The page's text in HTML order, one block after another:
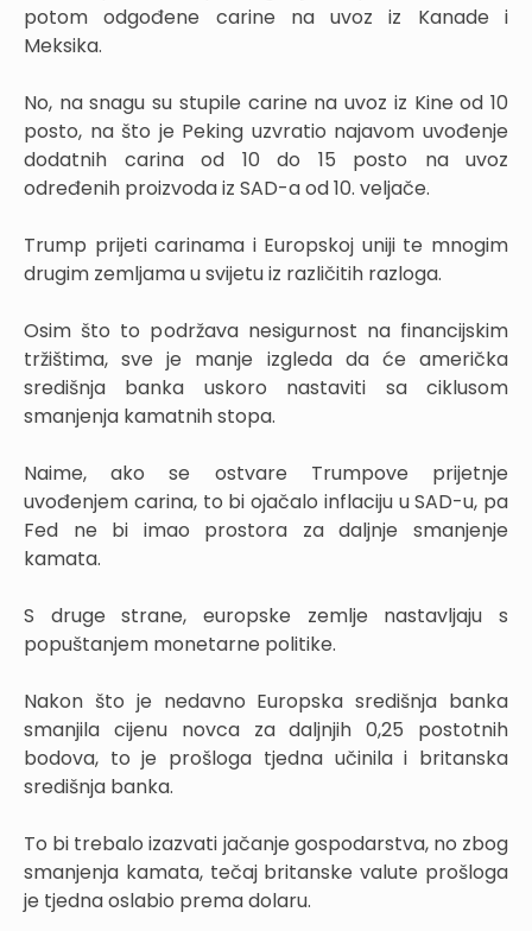
potom odgođene carine na uvoz iz Kanade i
Meksika.
No, na snagu su stupile carine na uvoz iz Kine od 10
posto, na što je Peking uzvratio najavom uvođenje
dodatnih carina od 10 do 15 posto na uvoz
određenih proizvoda iz SAD-a od 10. veljače.
Trump prijeti carinama i Europskoj uniji te mnogim
drugim zemljama u svijetu iz različitih razloga.
Osim što to podržava nesigurnost na financijskim
tržištima, sve je manje izgleda da će američka
središnja banka uskoro nastaviti sa ciklusom
smanjenja kamatnih stopa.
Naime, ako se ostvare Trumpove prijetnje
uvođenjem carina, to bi ojačalo inflaciju u SAD-u, pa
Fed ne bi imao prostora za daljnje smanjenje
kamata.
S druge strane, europske zemlje nastavljaju s
popuštanjem monetarne politike.
Nakon što je nedavno Europska središnja banka
smanjila cijenu novca za daljnjih 0,25 postotnih
bodova, to je prošloga tjedna učinila i britanska
središnja banka.
To bi trebalo izazvati jačanje gospodarstva, no zbog
smanjenja kamata, tečaj britanske valute prošloga
je tjedna oslabio prema dolaru.